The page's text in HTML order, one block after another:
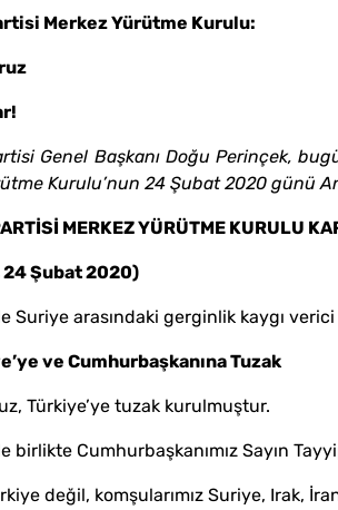
Merkez Yürütme Kurulu:
Genel Başkanı Doğu Perinçek,
Kurulu’nun 24 Şubat 2020 günü
MERKEZ YÜRÜTME KURULU
24 Şubat 2020)
Suriye arasındaki gerginlik kaygı
ve Cumhurbaşkanına Tuzak
Türkiye’ye tuzak kurulmuştur.
birlikte Cumhurbaşkanımız Sayın
değil, komşularımız Suriye, Irak,